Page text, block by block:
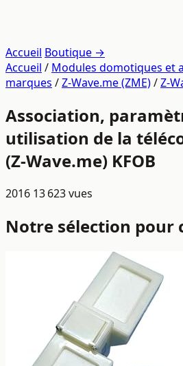
Accueil Boutique →
Accueil / Modules domotiques et
marques /Z-Wave.me (ZME)/Z-
Association,
utilisation de la
(Z-Wave.me) KFOB
2016 13 623 vues
Notre sélection pour